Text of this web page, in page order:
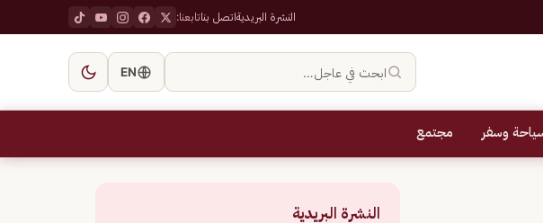
النشرة البريديةاتصل بناتابعنا:
ابحث في عاجل… EN
وسفر مجتمع
النشرة البريدية